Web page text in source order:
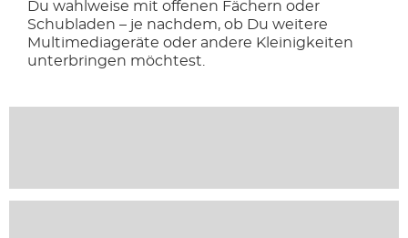
Du wahlweise mit offenen Fächern oder
Schubladen – je nachdem, ob Du weitere
Multimediageräte oder andere Kleinigkeiten
unterbringen möchtest.